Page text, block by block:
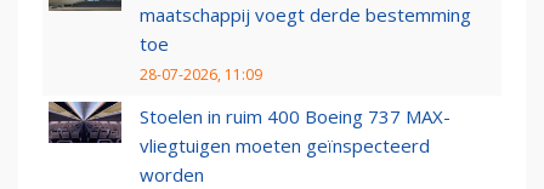
maatschappij voegt derde bestemming
toe
28-07-2026, 11:09
Stoelen in ruim 400 Boeing 737 MAX-
vliegtuigen moeten geïnspecteerd
worden